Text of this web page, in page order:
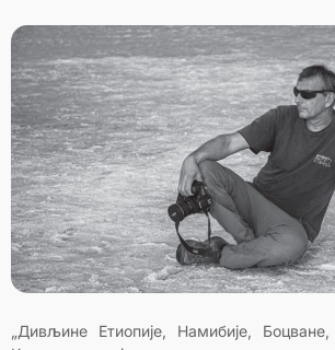
„Дивљине Етиопије, Намибије,